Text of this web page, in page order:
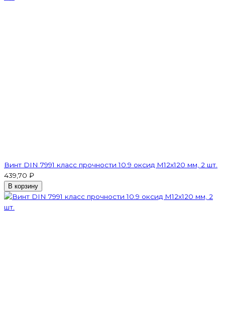
Винт DIN 7991 класс прочности 10.9 оксид M12х120 мм, 2 шт.
439,70 ₽
В корзину